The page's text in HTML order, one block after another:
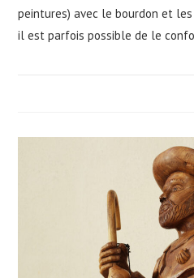
peintures) avec le bourdon et
il est parfois possible de le